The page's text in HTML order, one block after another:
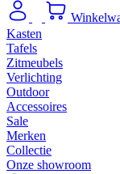
Kasten
Tafels
Zitmeubels
Verlichting
Outdoor
Accessoires
Sale
Merken
Collectie
Onze showroom